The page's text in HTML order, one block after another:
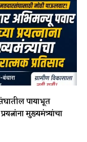
पायाभूत
मुख्यमंत्र्यांचा